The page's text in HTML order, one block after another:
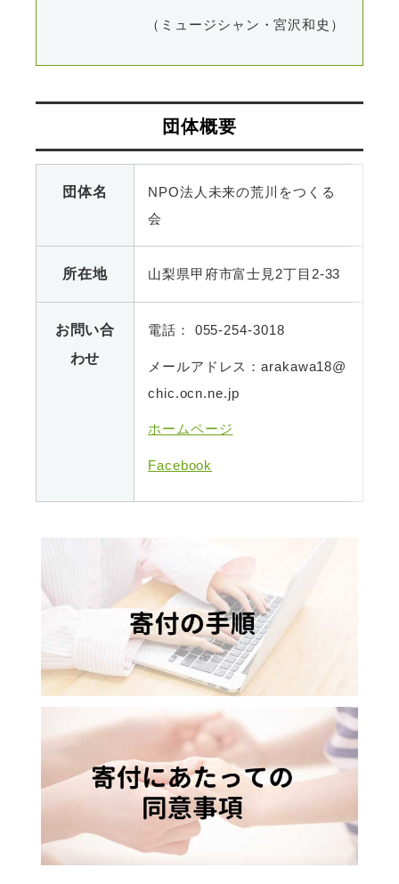
（ミュージシャン・宮沢和史）
団体概要
団体名
NPO法人未来の荒川をつくる
会
所在地 山梨県甲府市富士見2丁目2-33
お問い合
わせ
電話： 055-254-3018
メールアドレス：arakawa18@
chic.ocn.ne.jp
ホームページ
Facebook